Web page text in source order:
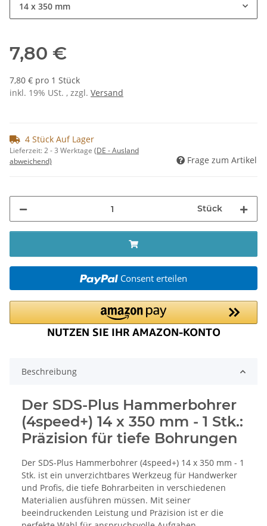
14 x 350 mm
7,80 €
7,80 € pro 1 Stück
inkl. 19% USt. , zzgl. Versand
4 Stück Auf Lager
Lieferzeit:2 - 3 Werktage (DE - Ausland
abweichend)
Frage zum Artikel
Stück
Consent erteilen
Beschreibung
Der SDS-Plus Hammerbohrer
(4speed+) 14 x 350 mm - 1 Stk.:
Präzision für tiefe Bohrungen
Der SDS-Plus Hammerbohrer (4speed+) 14 x 350 mm - 1
Stk. ist ein unverzichtbares Werkzeug für Handwerker
und Profis, die tiefe Bohrarbeiten in verschiedenen
Materialien ausführen müssen. Mit seiner
beeindruckenden Leistung und Präzision ist er die